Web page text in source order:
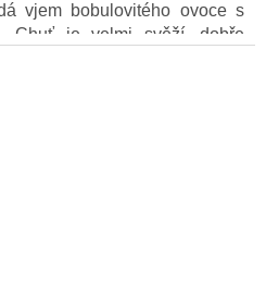
vjem bobulovitého ovoce s
Chuť je velmi svěží, dobře